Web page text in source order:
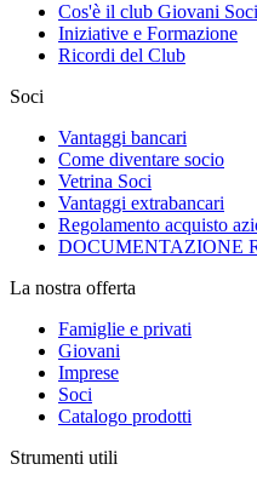
Cos'è il club Giovani Soci
Iniziative e Formazione
Ricordi del Club
Soci
Vantaggi bancari
Come diventare socio
Vetrina Soci
Vantaggi extrabancari
Regolamento acquisto
DOCUMENTAZIONE
La nostra offerta
Famiglie e privati
Giovani
Imprese
Soci
Catalogo prodotti
Strumenti utili